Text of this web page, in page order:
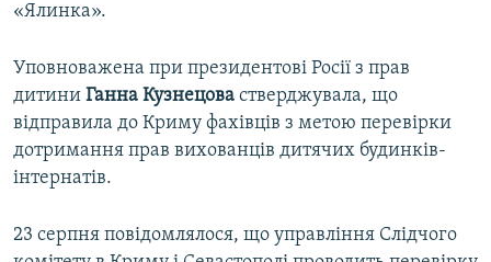
«Ялинка».
Уповноважена при президентові Росії з прав
дитини Ганна Кузнецова стверджувала, що
відправила до Криму фахівців з метою перевірки
дотримання прав вихованців дитячих будинків-
інтернатів.
23 серпня повідомлялося, що управління Слідчого